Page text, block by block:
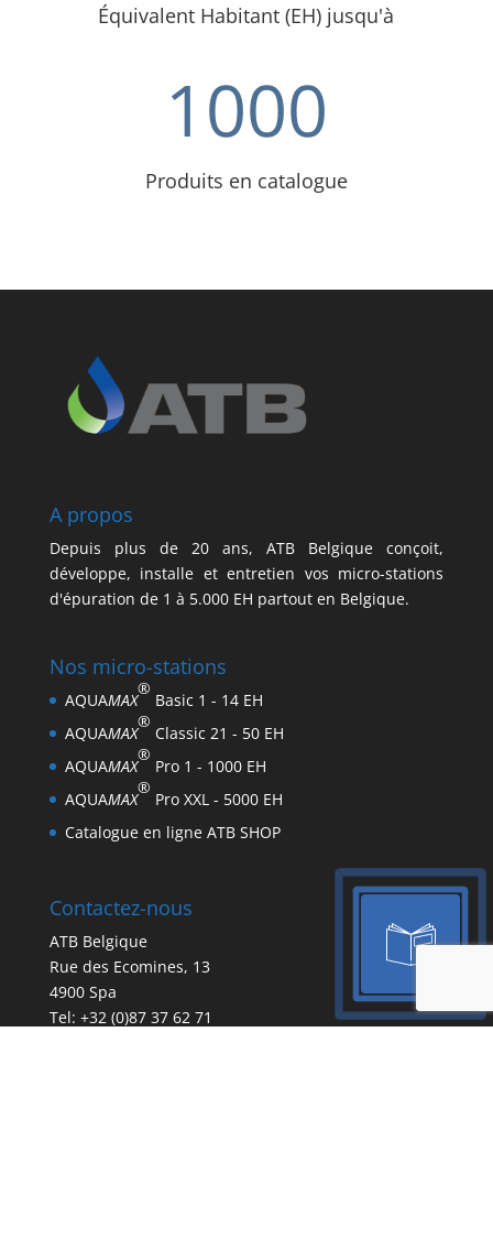
Équivalent Habitant (EH) jusqu'à
1000
Produits en catalogue
A propos
Depuis plus de 20 ans, ATB Belgique conçoit,
développe, installe et entretien vos micro-stations
d'épuration de 1 à 5.000 EH partout en Belgique.
Nos micro-stations
AQUAMAX
®
Basic 1 - 14 EH
AQUAMAX
®
Classic 21 - 50 EH
AQUAMAX
®
Pro 1 - 1000 EH
AQUAMAX
®
Pro XXL - 5000 EH
Catalogue en ligne ATB SHOP
Contactez-nous
ATB Belgique
Rue des Ecomines, 13
4900 Spa
Tel: +32 (0)87 37 62 71